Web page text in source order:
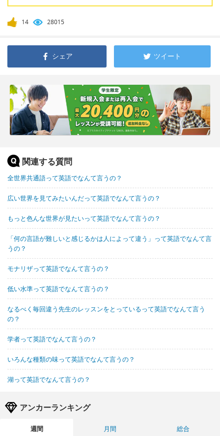
14 28015
シェア ツイート
関連する質問
全世界共通語って英語でなんて言うの？
広い世界を見てみたいんだって英語でなんて言うの？
もっと色んな世界が見たいって英語でなんて言うの？
「何の言語が難しいと感じるかは人によって違う」って英語でなんて言
うの？
モナリザって英語でなんて言うの？
低い水準って英語でなんて言うの？
なるべく毎回違う先生のレッスンをとっているって英語でなんて言う
の？
学者って英語でなんて言うの？
いろんな種類の味って英語でなんて言うの？
湖って英語でなんて言うの？
アンカーランキング
週間 月間
総合